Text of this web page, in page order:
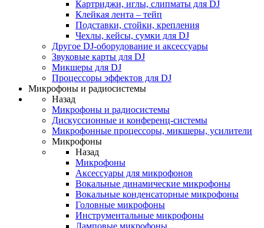
Картриджи, иглы, слипматы для DJ
Клейкая лента – тейп
Подставки, стойки, крепления
Чехлы, кейсы, сумки для DJ
Другое DJ-оборудование и аксессуары
Звуковые карты для DJ
Микшеры для DJ
Процессоры эффектов для DJ
Микрофоны и радиосистемы
Назад
Микрофоны и радиосистемы
Дискуссионные и конференц-системы
Микрофонные процессоры, микшеры, усилители
Микрофоны
Назад
Микрофоны
Аксессуары для микрофонов
Вокальные динамические микрофоны
Вокальные конденсаторные микрофоны
Головные микрофоны
Инструментальные микрофоны
Ламповые микрофоны